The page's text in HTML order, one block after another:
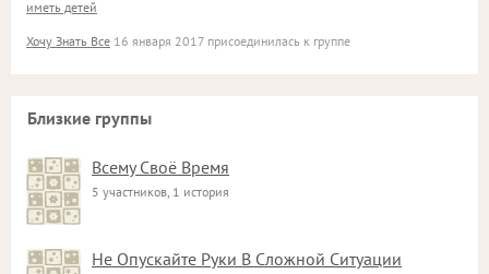
иметь детей
Хочу Знать Все 16 января 2017 присоединилась к группе
Близкие группы
Всему Своё Время
5 участников, 1 история
Не Опускайте Руки В Сложной Ситуации